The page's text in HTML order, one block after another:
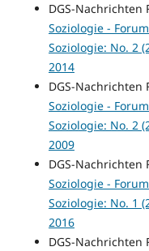
DGS-Nachrichten
Soziologie -
Soziologie: No. 2
2014
DGS-Nachrichten
Soziologie -
Soziologie: No. 2
2009
DGS-Nachrichten
Soziologie -
Soziologie: No. 1
2016
DGS-Nachrichten